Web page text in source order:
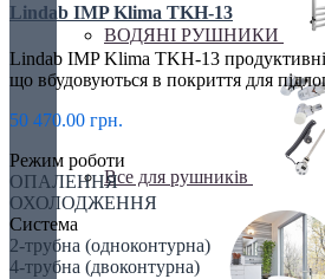
ВОДЯНІ РУШНИКИ
Все для рушників
Lindab IMP Klima TKH-13
Lindab IMP Klima TKH-13 продуктивні
що вбудовуються в покриття для
50 470.00 грн.
Режим роботи
ОПАЛЕННЯ
ОХОЛОДЖЕННЯ
Система
2-трубна (одноконтурна)
4-трубна (двоконтурна)